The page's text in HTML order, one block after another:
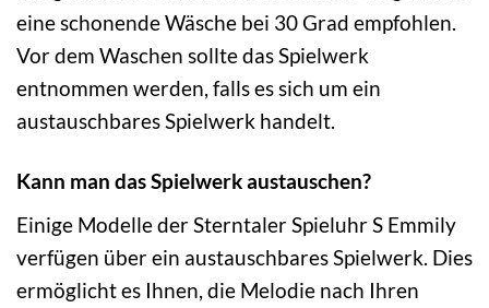
eine schonende Wäsche bei 30 Grad empfohlen.
Vor dem Waschen sollte das Spielwerk
entnommen werden, falls es sich um ein
austauschbares Spielwerk handelt.
Kann man das Spielwerk austauschen?
Einige Modelle der Sterntaler Spieluhr S Emmily
verfügen über ein austauschbares Spielwerk. Dies
ermöglicht es Ihnen, die Melodie nach Ihren